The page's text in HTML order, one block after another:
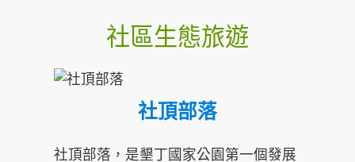
社區生態旅遊
社頂部落
社頂部落，是墾丁國家公園第一個發展